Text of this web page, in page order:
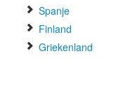
Spanje
Finland
Griekenland